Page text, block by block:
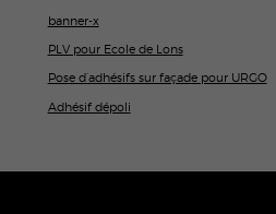
banner-x
PLV pour Ecole de Lons
Pose d’adhésifs sur façade pour URGO
Adhésif dépoli